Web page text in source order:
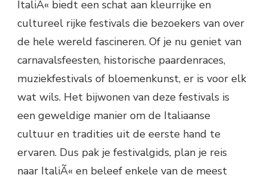
ItaliÃ« biedt een schat aan kleurrijke en
cultureel rijke festivals die bezoekers van over
de hele wereld fascineren. Of je nu geniet van
carnavalsfeesten, historische paardenraces,
muziekfestivals of bloemenkunst, er is voor elk
wat wils. Het bijwonen van deze festivals is
een geweldige manier om de Italiaanse
cultuur en tradities uit de eerste hand te
ervaren. Dus pak je festivalgids, plan je reis
naar ItaliÃ« en beleef enkele van de meest